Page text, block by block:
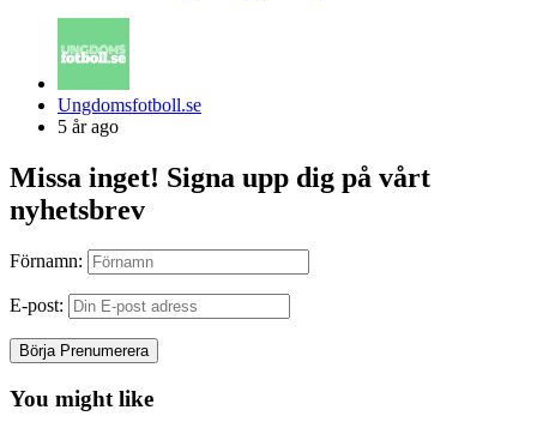
Posted
by
Ungdomsfotboll.se
5 år ago
Missa inget! Signa upp dig på vårt
nyhetsbrev
Förnamn:
E-post:
You might like